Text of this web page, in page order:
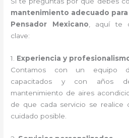
mantenimiento adecuado
Pensador Mexicano , aquí te
clave:
1. Experiencia y
Contamos con un equipo
capacitados y con años
mantenimiento de aires
de que cada servicio se realice
cuidado posible.